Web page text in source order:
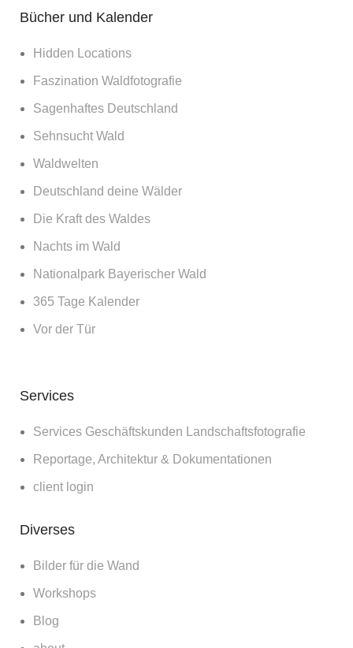
Bücher und Kalender
Hidden Locations
Faszination Waldfotografie
Sagenhaftes Deutschland
Sehnsucht Wald
Waldwelten
Deutschland deine Wälder
Die Kraft des Waldes
Nachts im Wald
Nationalpark Bayerischer Wald
365 Tage Kalender
Vor der Tür
Services
Services Geschäftskunden Landschaftsfotografie
Reportage, Architektur & Dokumentationen
client login
Diverses
Bilder für die Wand
Workshops
Blog